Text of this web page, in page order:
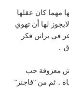
مهما كان عقلها
لها أن تهوي
في براثن فكر
..
معزوفة حب
.. ثم من “فاجنر”